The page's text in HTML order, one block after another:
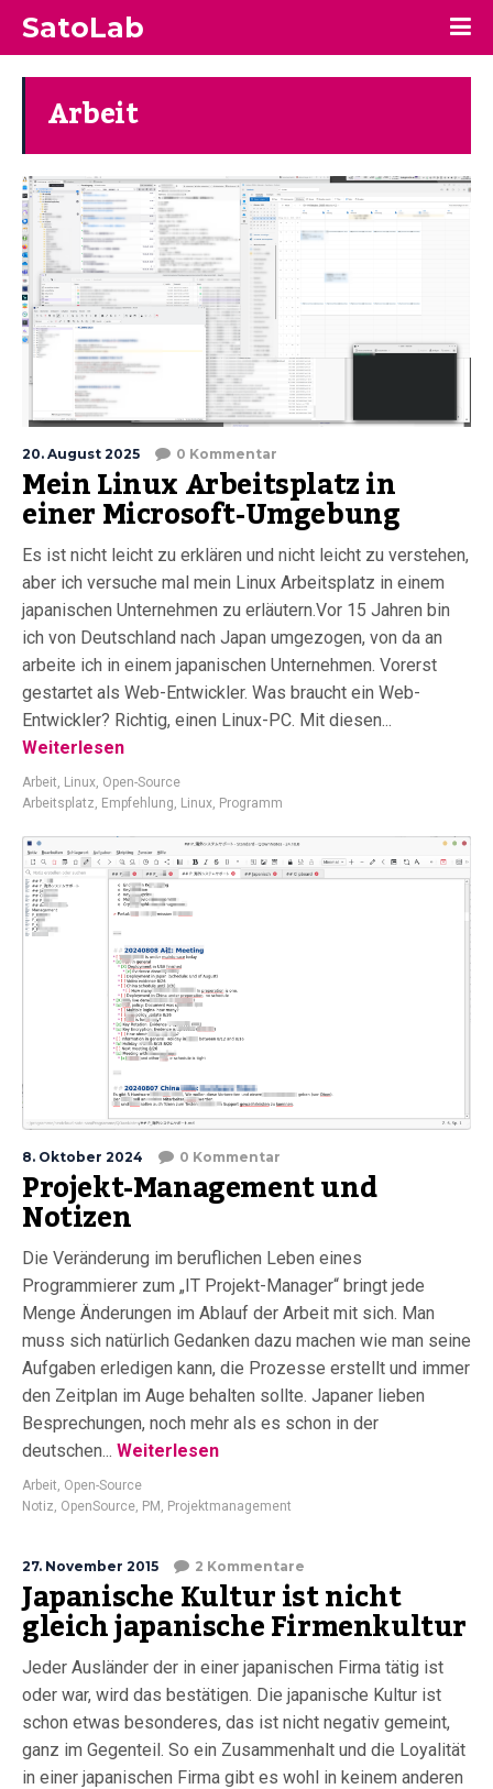
SatoLab
Arbeit
20. August 2025 0 Kommentar
Mein Linux Arbeitsplatz in
einer Microsoft-Umgebung
Es ist nicht leicht zu erklären und nicht leicht zu verstehen,
aber ich versuche mal mein Linux Arbeitsplatz in einem
japanischen Unternehmen zu erläutern.Vor 15 Jahren bin
ich von Deutschland nach Japan umgezogen, von da an
arbeite ich in einem japanischen Unternehmen. Vorerst
gestartet als Web-Entwickler. Was braucht ein Web-
Entwickler? Richtig, einen Linux-PC. Mit diesen...
Weiterlesen
Arbeit, Linux, Open-Source
Arbeitsplatz, Empfehlung, Linux, Programm
8. Oktober 2024 0 Kommentar
Projekt-Management und
Notizen
Die Veränderung im beruflichen Leben eines
Programmierer zum „IT Projekt-Manager“ bringt jede
Menge Änderungen im Ablauf der Arbeit mit sich. Man
muss sich natürlich Gedanken dazu machen wie man seine
Aufgaben erledigen kann, die Prozesse erstellt und immer
den Zeitplan im Auge behalten sollte. Japaner lieben
Besprechungen, noch mehr als es schon in der
deutschen... Weiterlesen
Arbeit Open-Source
Notiz OpenSource PM Projektmanagement
27. November 2015 2 Kommentare
Japanische Kultur ist nicht
gleich japanische Firmenkultur
Jeder Ausländer der in einer japanischen Firma tätig ist
oder war, wird das bestätigen. Die japanische Kultur ist
schon etwas besonderes, das ist nicht negativ gemeint,
ganz im Gegenteil. So ein Zusammenhalt und die Loyalität
in einer japanischen Firma gibt es wohl in keinem anderen